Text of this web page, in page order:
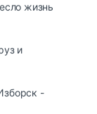
жизнь
и
-